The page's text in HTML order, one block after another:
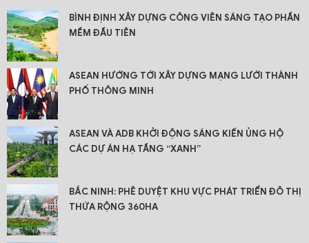
BÌNH ĐỊNH XÂY DỰNG CÔNG VIÊN SÁNG TẠO PHẦN
MỀM ĐẦU TIÊN
ASEAN HƯỚNG TỚI XÂY DỰNG MẠNG LƯỚI THÀNH
PHỐ THÔNG MINH
ASEAN VÀ ADB KHỞI ĐỘNG SÁNG KIẾN ỦNG HỘ
CÁC DỰ ÁN HẠ TẦNG “XANH”
BẮC NINH: PHÊ DUYỆT KHU VỰC PHÁT TRIỂN ĐÔ THỊ
THỨA RỘNG 360HA